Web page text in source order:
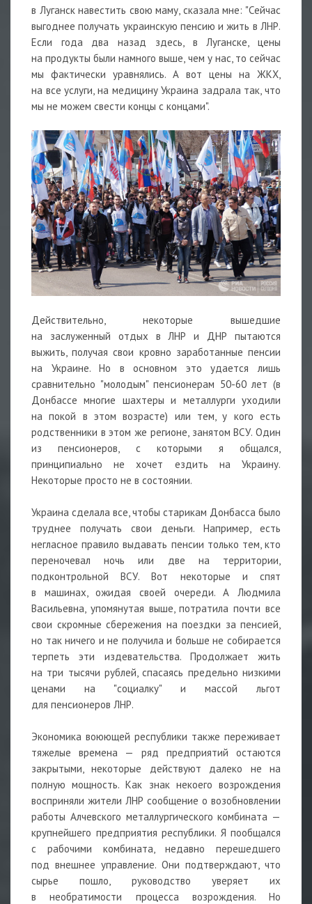
в Луганск навестить свою маму, сказала мне: "Сейчас
выгоднее получать украинскую пенсию и жить в ЛНР.
Если года два назад здесь, в Луганске, цены
на продукты были намного выше, чем у нас, то сейчас
мы фактически уравнялись. А вот цены на ЖКХ,
на все услуги, на медицину Украина задрала так, что
мы не можем свести концы с концами".
Действительно, некоторые вышедшие
на заслуженный отдых в ЛНР и ДНР пытаются
выжить, получая свои кровно заработанные пенсии
на Украине. Но в основном это удается лишь
сравнительно "молодым" пенсионерам 50-60 лет (в
Донбассе многие шахтеры и металлурги уходили
на покой в этом возрасте) или тем, у кого есть
родственники в этом же регионе, занятом ВСУ. Один
из пенсионеров, с которыми я общался,
принципиально не хочет ездить на Украину.
Некоторые просто не в состоянии.
Украина сделала все, чтобы старикам Донбасса было
труднее получать свои деньги. Например, есть
негласное правило выдавать пенсии только тем, кто
переночевал ночь или две на территории,
подконтрольной ВСУ. Вот некоторые и спят
в машинах, ожидая своей очереди. А Людмила
Васильевна, упомянутая выше, потратила почти все
свои скромные сбережения на поездки за пенсией,
но так ничего и не получила и больше не собирается
терпеть эти издевательства. Продолжает жить
на три тысячи рублей, спасаясь предельно низкими
ценами на "социалку" и массой льгот
для пенсионеров ЛНР.
Экономика воюющей республики также переживает
тяжелые времена — ряд предприятий остаются
закрытыми, некоторые действуют далеко не на
полную мощность. Как знак некоего возрождения
восприняли жители ЛНР сообщение о возобновлении
работы Алчевского металлургического комбината —
крупнейшего предприятия республики. Я пообщался
с рабочими комбината, недавно перешедшего
под внешнее управление. Они подтверждают, что
сырье пошло, руководство уверяет их
в необратимости процесса возрождения. Но